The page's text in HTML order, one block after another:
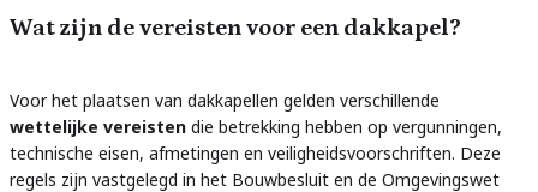
Wat zijn de vereisten voor een dakkapel?
Voor het plaatsen van dakkapellen gelden verschillende
wettelijke vereisten die betrekking hebben op vergunningen,
technische eisen, afmetingen en veiligheidsvoorschriften. Deze
regels zijn vastgelegd in het Bouwbesluit en de Omgevingswet